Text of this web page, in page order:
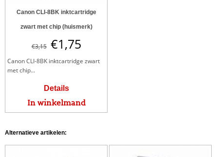
Canon CLI-8BK inktcartridge
zwart met chip (huismerk)
€3,15 €1,75
Canon CLI-8BK inktcartridge zwart
met chip...
Details
In winkelmand
Alternatieve artikelen: